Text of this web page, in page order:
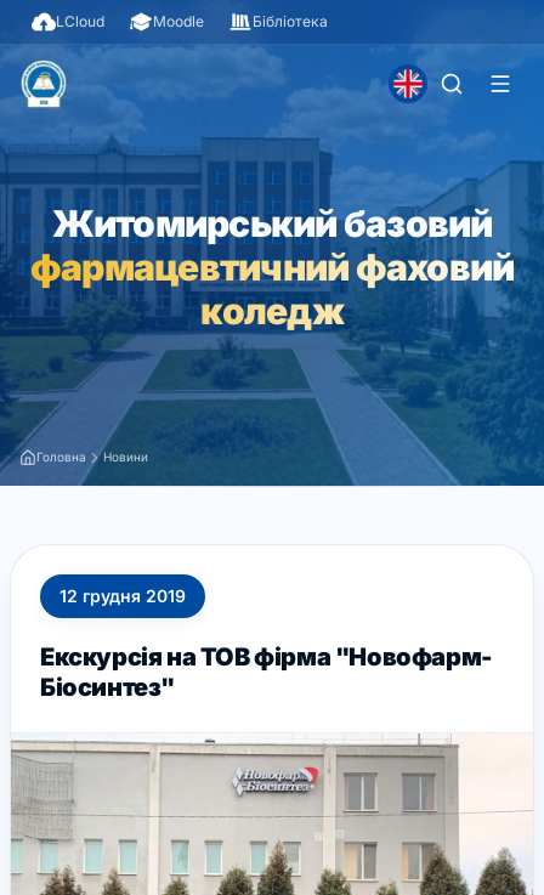
LCloud Moodle Бібліотека
Житомирський базовий
фармацевтичний фаховий
коледж
Головна Новини
12 грудня 2019
Екскурсія на ТОВ фірма "Новофарм-
Біосинтез"